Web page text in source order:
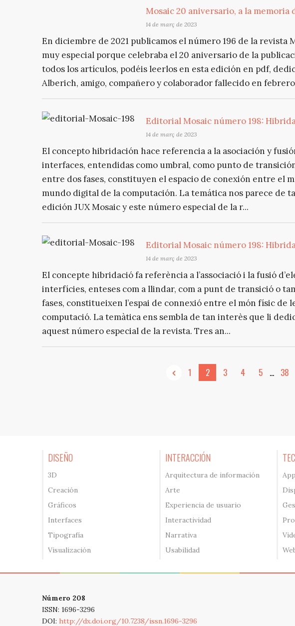
Mosaic 20 aniversario, a la memoria
14 de març de 2023
En diciembre de 2021 publicamos el número 196 de la revista
muy especial porque celebraba el 20 aniversario de la
todos los artículos, podéis leerlos en esta edición en pdf,
Alberich, amigo, compañero y colaborador fallecido en febrero
Editorial Mosaic número 198:
14 de març de 2023
El concepto hibridación hace referencia a la asociación y
interfaces, entendidas como umbral, como punto de
entre dos fases, constituyen el espacio de conexión entre el
mundo digital de la computación. La temática nos parece de
edición JUX Mosaic y este número especial de la r...
Editorial Mosaic número 198:
14 de març de 2023
El concepte hibridació fa referència a l’associació i la fusió
interfícies, enteses com a llindar, com a punt de transició o
fases, constitueixen l’espai de connexió entre el món físic de
computació. La temàtica ens sembla de tan interès que li
aquest número especial de la revista. Tres an...
1 2 3 4 5 ... 38
DISEÑO
3D
Creación
Gráficos
Interfaces
Tipografía
Visualización
INTERACCIÓN
Arquitectura de información
Arte
Experiencia de usuario
Interactividad
Narrativa
Usabilidad
Número 208
ISSN: 1696-3296
DOI: http://dx.doi.org/10.7238/issn.1696-3296